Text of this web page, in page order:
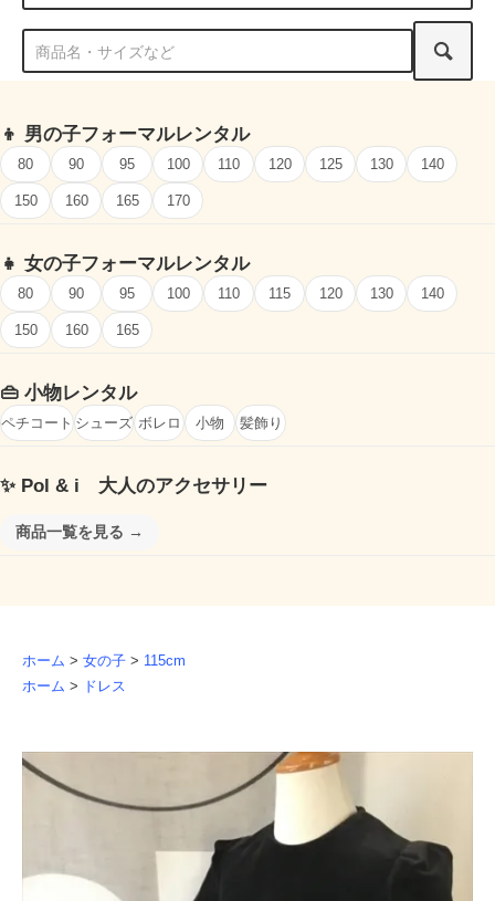
👦 男の子フォーマルレンタル
80 90 95 100 110 120 125 130 140
150 160 165 170
👧 女の子フォーマルレンタル
80 90 95 100 110 115 120 130 140
150 160 165
👜 小物レンタル
ペチコートシューズ ボレロ 小物 髪飾り
✨ Pol & i 大人のアクセサリー
商品一覧を見る →
ホーム > 女の子 > 115cm
ホーム > ドレス